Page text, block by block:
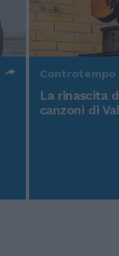
Controtempo
La rinascita
canzoni di